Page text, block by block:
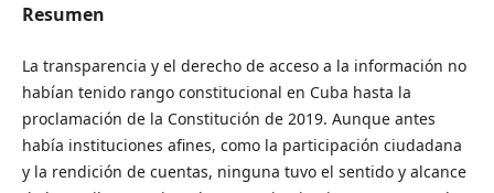
Resumen
La transparencia y el derecho de acceso a la información no
habían tenido rango constitucional en Cuba hasta la
proclamación de la Constitución de 2019. Aunque antes
había instituciones afines, como la participación ciudadana
y la rendición de cuentas, ninguna tuvo el sentido y alcance